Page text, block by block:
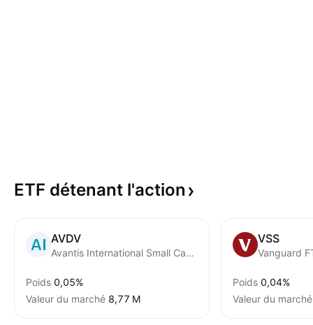
ETF détenant l'action
AVDV
Avantis International Small Cap Value ETF
Poids 0,05%
Valeur du marché ‪8,77 M‬
VSS
Poids 0,04%
Valeur du marché